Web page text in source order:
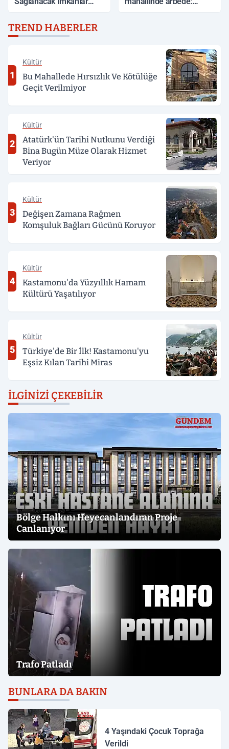
TREND HABERLER
1
Kültür
Bu Mahallede Hırsızlık Ve Kötülüğe
Geçit Verilmiyor
2
Kültür
Atatürk'ün Tarihi Nutkunu Verdiği
Bina Bugün Müze Olarak Hizmet
Veriyor
3
Kültür
Değişen Zamana Rağmen
Komşuluk Bağları Gücünü Koruyor
4
Kültür
Kastamonu'da Yüzyıllık Hamam
Kültürü Yaşatılıyor
5
Kültür
Türkiye'de Bir İlk! Kastamonu'yu
Eşsiz Kılan Tarihi Miras
İLGINIZI ÇEKEBILIR
Bölge Halkını Heyecanlandıran Proje
Canlanıyor
Trafo Patladı
BUNLARA DA BAKIN
4 Yaşındaki Çocuk Toprağa
Verildi